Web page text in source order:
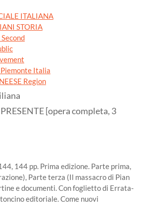
ITALIANA
STORIA
Piemonte Italia
Region
[opera completa, 3
144 pp. Prima edizione. Parte prima,
Parte terza (Il massacro di Pian
e documenti. Con foglietto di Errata-
editoriale. Come nuovi